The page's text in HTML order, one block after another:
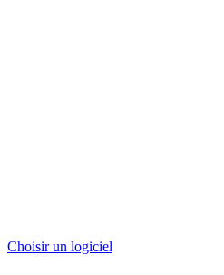
Choisir un logiciel